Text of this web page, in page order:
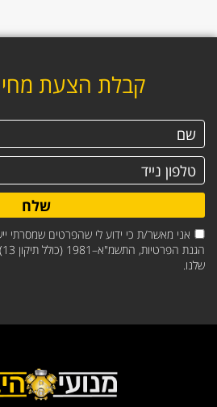
קבלת הצעת
אני מאשר/ת כי ידוע לי שהפרטים שמסרתי
הגנת הפרטיות, התשמ"א–1981 (כולל תיקון 13), ובהתאם ל
שלנו.
שלח